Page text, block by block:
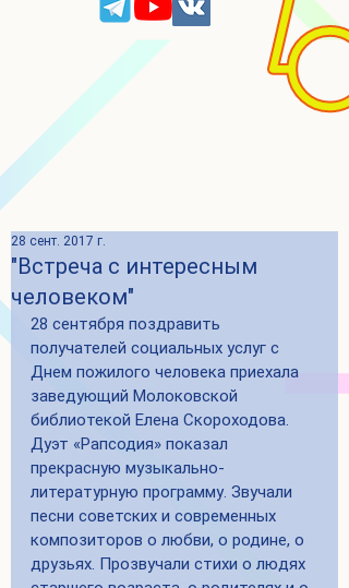
"Встреча с интересным
человеком"
28 сент. 2017 г.
28 сентября поздравить
получателей социальных услуг с
Днем пожилого человека приехала
заведующий Молоковской
библиотекой Елена Скороходова.
Дуэт «Рапсодия» показал
прекрасную музыкально-
литературную программу. Звучали
песни советских и современных
композиторов о любви, о родине, о
друзьях. Прозвучали стихи о людях